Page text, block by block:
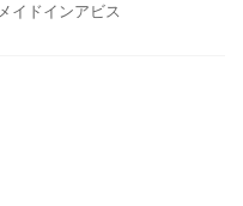
メイドインアビス